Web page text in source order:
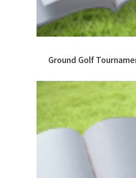
Ground Golf